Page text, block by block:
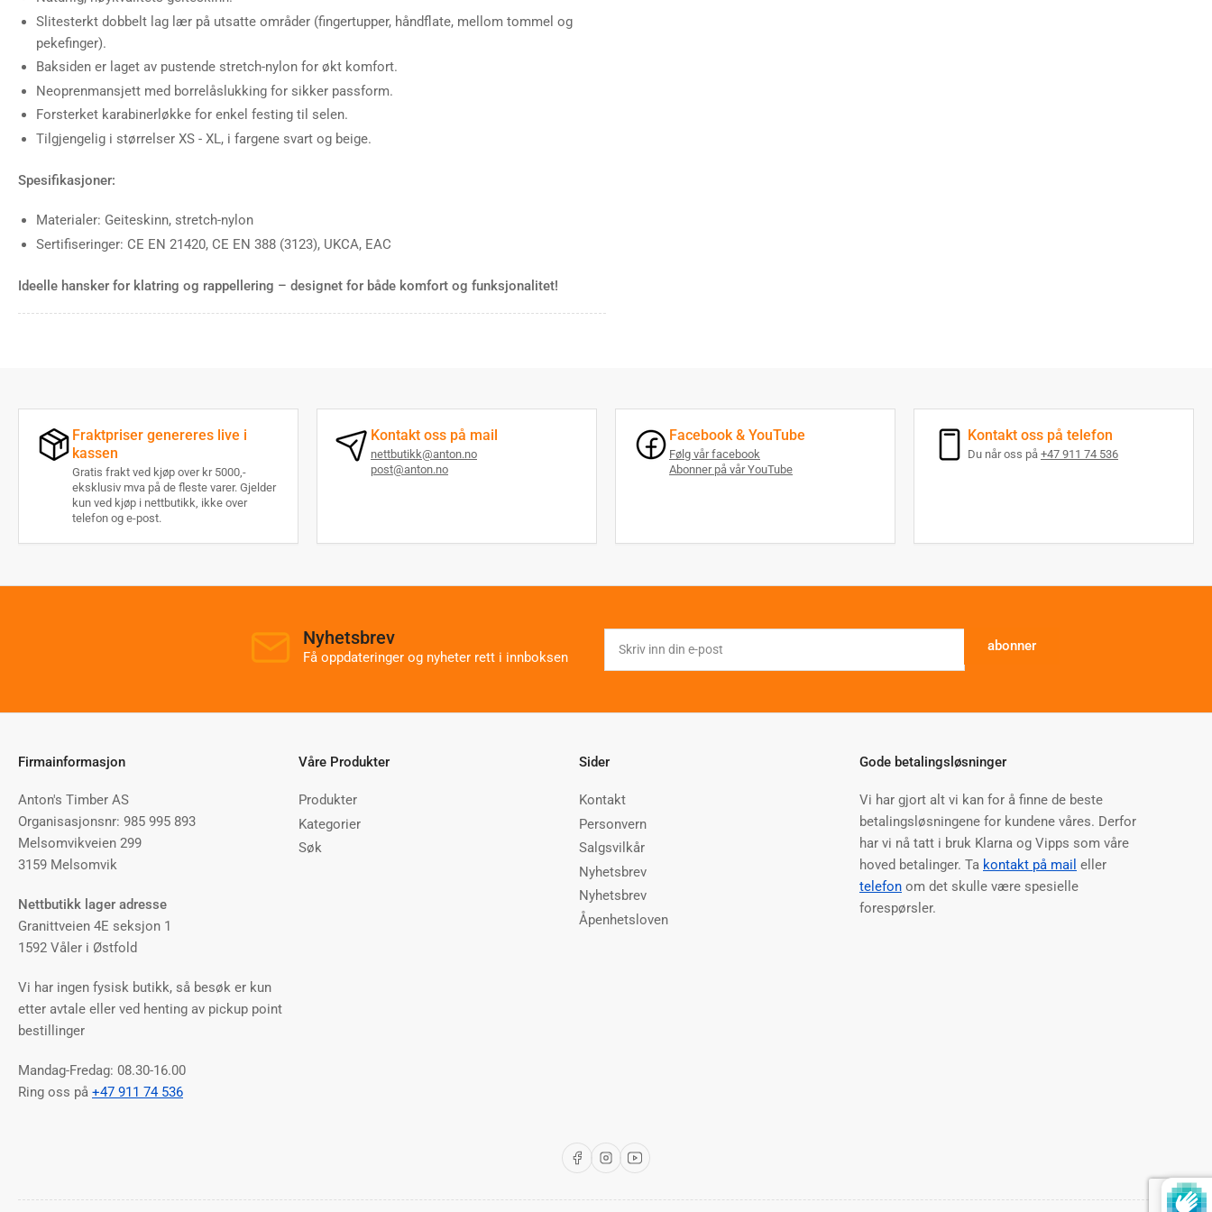
gallery
view
Load
image
7
in
view
Slitesterkt dobbelt lag lær på utsatte områder (fingertupper, håndflate, mellom tommel og
pekefinger).
Baksiden er laget av pustende stretch-nylon for økt komfort.
Neoprenmansjett med borrelåslukking for sikker passform.
Forsterket karabinerløkke for enkel festing til selen.
Tilgjengelig i størrelser XS - XL, i fargene svart og beige.
Spesifikasjoner:
Materialer: Geiteskinn, stretch-nylon
Sertifiseringer: CE EN 21420, CE EN 388 (3123), UKCA, EAC
Ideelle hansker for klatring og rappellering – designet for både komfort og funksjonalitet!
Fraktpriser genereres live i
kassen
Gratis frakt ved kjøp over kr 5000,-
eksklusiv mva på de fleste varer. Gjelder
kun ved kjøp i nettbutikk, ikke over
telefon og e-post.
Kontakt oss på mail
nettbutikk@anton.no
post@anton.no
Facebook & YouTube
Følg vår facebook
Abonner på vår YouTube
Kontakt oss på telefon
Du når oss på +47 911 74 536
Nyhetsbrev
Få oppdateringer og nyheter rett i innboksen
inn
din
abonner
Firmainformasjon
Anton's Timber AS
Organisasjonsnr: 985 995 893
Melsomvikveien 299
3159 Melsomvik
Nettbutikk lager adresse
Granittveien 4E seksjon 1
1592 Våler i Østfold
Vi har ingen fysisk butikk, så besøk er kun
etter avtale eller ved henting av pickup point
bestillinger
Mandag-Fredag: 08.30-16.00
Ring oss på +47 911 74 536
Våre Produkter
Produkter
Kategorier
Søk
Sider
Kontakt
Personvern
Salgsvilkår
Nyhetsbrev
Nyhetsbrev
Åpenhetsloven
Gode betalingsløsninger
Vi har gjort alt vi kan for å finne de beste
betalingsløsningene for kundene våres. Derfor
har vi nå tatt i bruk Klarna og Vipps som våre
hoved betalinger. Ta kontakt på mail eller
telefon om det skulle være spesielle
forespørsler.
Facebook
InstagramYouTube